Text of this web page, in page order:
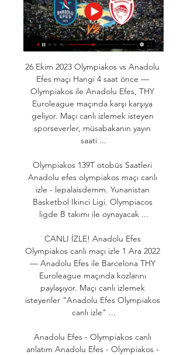
26 Ekim 2023 Olympiakos vs Anadolu
Efes maçı Hangi 4 saat önce —
Olympiakos ile Anadolu Efes, THY
Euroleague maçında karşı karşıya
geliyor. Maçı canlı izlemek isteyen
sporseverler, müsabakanın yayın
saati ...
Olympiakos 139T otobüs Saatleri
Anadolu efes olympiakos maçı canlı
izle - lepalaisdemm. Yunanistan
Basketbol Ikinci Ligi. Olympiacos
ligde B takımı ile oynayacak ...
CANLI İZLE! Anadolu Efes
Olympiakos canlı maçı izle 1 Ara 2022
— Anadolu Efes ile Barcelona THY
Euroleague maçında kozlarını
paylaşıyor. Maçı canlı izlemek
isteyenler "Anadolu Efes Olympiakos
canlı izle" ...
Anadolu Efes - Olympiakos canlı
anlatım Anadolu Efes - Olympiakos -